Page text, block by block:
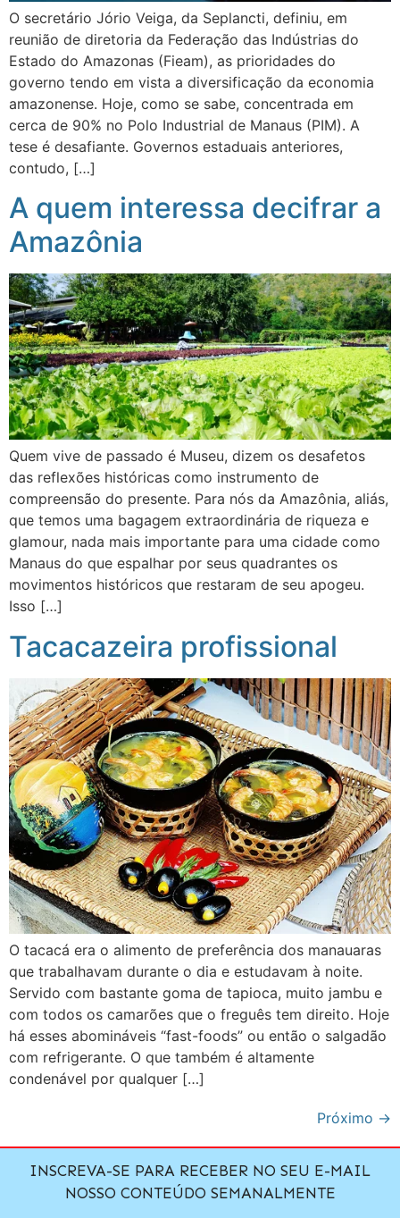
O secretário Jório Veiga, da Seplancti, definiu, em
reunião de diretoria da Federação das Indústrias do
Estado do Amazonas (Fieam), as prioridades do
governo tendo em vista a diversificação da economia
amazonense. Hoje, como se sabe, concentrada em
cerca de 90% no Polo Industrial de Manaus (PIM). A
tese é desafiante. Governos estaduais anteriores,
contudo, […]
A quem interessa decifrar a
Amazônia
Quem vive de passado é Museu, dizem os desafetos
das reflexões históricas como instrumento de
compreensão do presente. Para nós da Amazônia, aliás,
que temos uma bagagem extraordinária de riqueza e
glamour, nada mais importante para uma cidade como
Manaus do que espalhar por seus quadrantes os
movimentos históricos que restaram de seu apogeu.
Isso […]
Tacacazeira profissional
O tacacá era o alimento de preferência dos manauaras
que trabalhavam durante o dia e estudavam à noite.
Servido com bastante goma de tapioca, muito jambu e
com todos os camarões que o freguês tem direito. Hoje
há esses abomináveis “fast-foods” ou então o salgadão
com refrigerante. O que também é altamente
condenável por qualquer […]
Próximo →
INSCREVA-SE PARA RECEBER NO SEU E-MAIL
NOSSO CONTEÚDO SEMANALMENTE